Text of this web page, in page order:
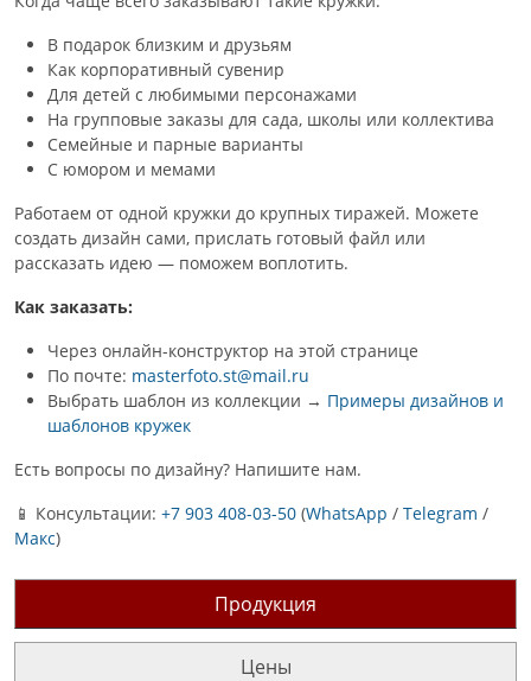
В подарок близким и друзьям
Как корпоративный сувенир
Для детей с любимыми персонажами
На групповые заказы для сада, школы или коллектива
Семейные и парные варианты
С юмором и мемами
Работаем от одной кружки до крупных тиражей. Можете
создать дизайн сами, прислать готовый файл или
рассказать идею — поможем воплотить.
Как заказать:
Через онлайн-конструктор на этой странице
По почте: masterfoto.st@mail.ru
Выбрать шаблон из коллекции → Примеры дизайнов и
шаблонов кружек
Есть вопросы по дизайну? Напишите нам.
📱 Консультации: +7 903 408-03-50 (WhatsApp / Telegram /
Макс)
Продукция
Цены